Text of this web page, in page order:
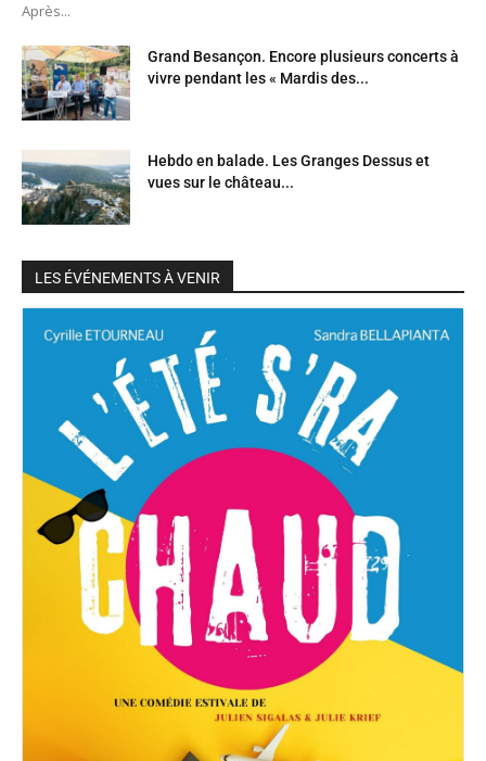
Après...
Grand Besançon. Encore plusieurs concerts à
vivre pendant les « Mardis des...
Hebdo en balade. Les Granges Dessus et
vues sur le château...
LES ÉVÉNEMENTS À VENIR